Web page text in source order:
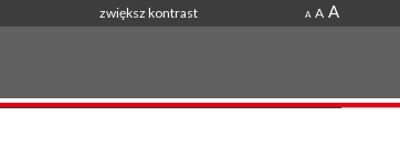
zwiększ kontrast A A A